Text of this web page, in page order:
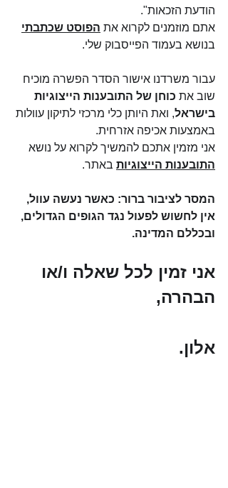
הודעת הזכאות".
אתם מוזמנים לקרוא את הפוסט שכתבתי
בנושא בעמוד הפייסבוק שלי.
עבור משרדנו אישור הסדר הפשרה מוכיח
שוב את כוחן של התובענות הייצוגיות
בישראל, ואת היותן כלי מרכזי לתיקון עוולות
באמצעות אכיפה אזרחית.
אני מזמין אתכם להמשיך לקרוא על נושא
התובענות הייצוגיות באתר.
המסר לציבור ברור: כאשר נעשה עוול,
אין לחשוש לפעול נגד הגופים הגדולים,
ובכללם המדינה.
אני זמין לכל שאלה ו/או
הבהרה,
אלון.